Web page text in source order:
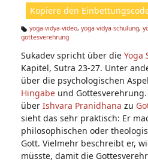
Kopiere den
Ta
s:
yoga-vidya-video, yoga-vidya-schulung,
gottesverehrung
Sukadev spricht über die Yoga
Kapitel, Sutra 23-27. Unter
über die psychologischen
Hingabe und
über Ishvara Pranidhana zu
sieht das sehr praktisch: Er
philosophischen oder
Gott. Vielmehr beschreibt er,
müsste, damit die